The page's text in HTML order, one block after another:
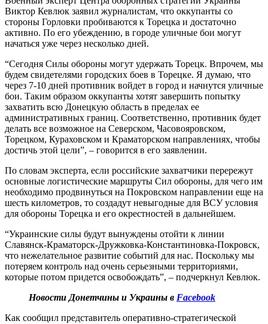
Виктор Кевлюк заявил журналистам, что оккупанты со
стороны Горловки пробиваются к Торецка и достаточно
активно. По его убеждению, в городе уличные бои могут
начаться уже через несколько дней.
“Сегодня Силы обороны могут удержать Торецк. Впрочем, мы
будем свидетелями городских боев в Торецке. Я думаю, что
через 7-10 дней противник войдет в город и начнутся уличные
бои. Таким образом оккупанты хотят завершить попытку
захватить всю Донецкую область в пределах ее
административных границ. Соответственно, противник будет
делать все возможное на Северском, Часовояровском,
Торецком, Кураховском и Краматорском направлениях, чтобы
достичь этой цели”, – говорится в его заявлении.
По словам эксперта, если российские захватчики перережут
основные логистические маршруты Сил обороны, для чего им
необходимо продвинуться на Покровском направлении еще на
шесть километров, то создадут невыгодные для ВСУ условия
для обороны Торецка и его окрестностей в дальнейшем.
“Украинские силы будут вынуждены отойти к линии
Славянск-Краматорск-Дружковка-Константиновка-Покровск,
что нежелательное развитие событий для нас. Поскольку мы
потеряем контроль над очень серьезными территориями,
которые потом придется освобождать”, – подчеркнул Кевлюк.
Новости Донетчины и Украины в Facebook
Как сообщил представитель оперативно-стратегической